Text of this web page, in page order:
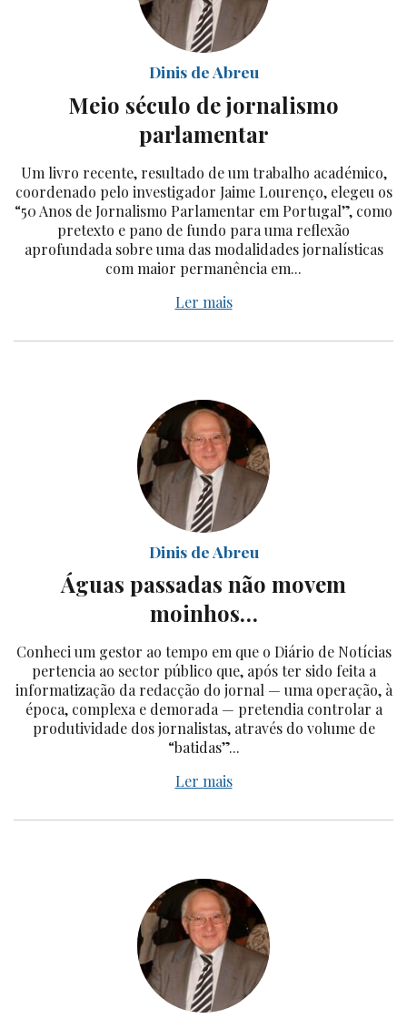
Dinis de Abreu
Meio século de jornalismo
parlamentar
Um livro recente, resultado de um trabalho académico,
coordenado pelo investigador Jaime Lourenço, elegeu os
“50 Anos de Jornalismo Parlamentar em Portugal”, como
pretexto e pano de fundo para uma reflexão
aprofundada sobre uma das modalidades jornalísticas
com maior permanência em...
Ler mais
Dinis de Abreu
Águas passadas não movem
moinhos…
Conheci um gestor ao tempo em que o Diário de Notícias
pertencia ao sector público que, após ter sido feita a
informatização da redacção do jornal — uma operação, à
época, complexa e demorada — pretendia controlar a
produtividade dos jornalistas, através do volume de
“batidas”...
Ler mais